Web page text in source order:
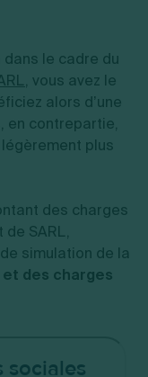
le cadre du
, vous avez le
alors d’une
en contrepartie,
plus
des charges
SARL,
simulation de la
des charges